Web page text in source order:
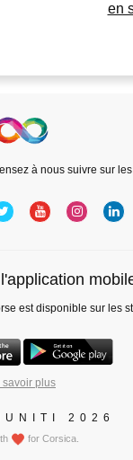
en
à nous suivre sur
est disponible sur les
savoir plus
2026
for Corsica.